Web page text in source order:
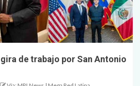
de trabajo por San Antonio